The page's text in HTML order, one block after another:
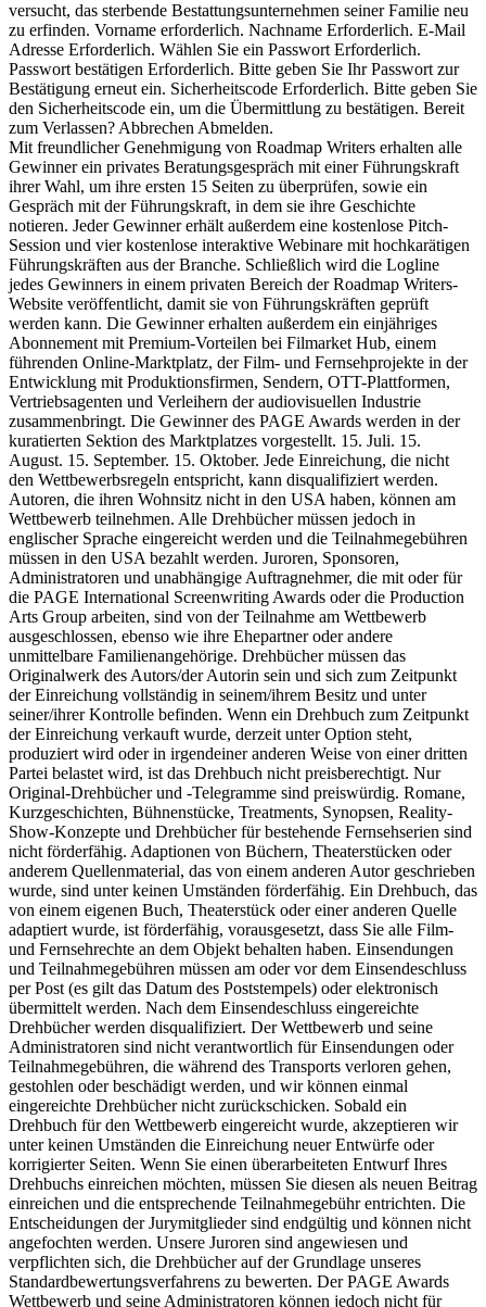
versucht, das sterbende Bestattungsunternehmen seiner Familie neu
zu erfinden. Vorname erforderlich. Nachname Erforderlich. E-Mail
Adresse Erforderlich. Wählen Sie ein Passwort Erforderlich.
Passwort bestätigen Erforderlich. Bitte geben Sie Ihr Passwort zur
Bestätigung erneut ein. Sicherheitscode Erforderlich. Bitte geben Sie
den Sicherheitscode ein, um die Übermittlung zu bestätigen. Bereit
zum Verlassen? Abbrechen Abmelden.
Mit freundlicher Genehmigung von Roadmap Writers erhalten alle
Gewinner ein privates Beratungsgespräch mit einer Führungskraft
ihrer Wahl, um ihre ersten 15 Seiten zu überprüfen, sowie ein
Gespräch mit der Führungskraft, in dem sie ihre Geschichte
notieren. Jeder Gewinner erhält außerdem eine kostenlose Pitch-
Session und vier kostenlose interaktive Webinare mit hochkarätigen
Führungskräften aus der Branche. Schließlich wird die Logline
jedes Gewinners in einem privaten Bereich der Roadmap Writers-
Website veröffentlicht, damit sie von Führungskräften geprüft
werden kann. Die Gewinner erhalten außerdem ein einjähriges
Abonnement mit Premium-Vorteilen bei Filmarket Hub, einem
führenden Online-Marktplatz, der Film- und Fernsehprojekte in der
Entwicklung mit Produktionsfirmen, Sendern, OTT-Plattformen,
Vertriebsagenten und Verleihern der audiovisuellen Industrie
zusammenbringt. Die Gewinner des PAGE Awards werden in der
kuratierten Sektion des Marktplatzes vorgestellt. 15. Juli. 15.
August. 15. September. 15. Oktober. Jede Einreichung, die nicht
den Wettbewerbsregeln entspricht, kann disqualifiziert werden.
Autoren, die ihren Wohnsitz nicht in den USA haben, können am
Wettbewerb teilnehmen. Alle Drehbücher müssen jedoch in
englischer Sprache eingereicht werden und die Teilnahmegebühren
müssen in den USA bezahlt werden. Juroren, Sponsoren,
Administratoren und unabhängige Auftragnehmer, die mit oder für
die PAGE International Screenwriting Awards oder die Production
Arts Group arbeiten, sind von der Teilnahme am Wettbewerb
ausgeschlossen, ebenso wie ihre Ehepartner oder andere
unmittelbare Familienangehörige. Drehbücher müssen das
Originalwerk des Autors/der Autorin sein und sich zum Zeitpunkt
der Einreichung vollständig in seinem/ihrem Besitz und unter
seiner/ihrer Kontrolle befinden. Wenn ein Drehbuch zum Zeitpunkt
der Einreichung verkauft wurde, derzeit unter Option steht,
produziert wird oder in irgendeiner anderen Weise von einer dritten
Partei belastet wird, ist das Drehbuch nicht preisberechtigt. Nur
Original-Drehbücher und -Telegramme sind preiswürdig. Romane,
Kurzgeschichten, Bühnenstücke, Treatments, Synopsen, Reality-
Show-Konzepte und Drehbücher für bestehende Fernsehserien sind
nicht förderfähig. Adaptionen von Büchern, Theaterstücken oder
anderem Quellenmaterial, das von einem anderen Autor geschrieben
wurde, sind unter keinen Umständen förderfähig. Ein Drehbuch, das
von einem eigenen Buch, Theaterstück oder einer anderen Quelle
adaptiert wurde, ist förderfähig, vorausgesetzt, dass Sie alle Film-
und Fernsehrechte an dem Objekt behalten haben. Einsendungen
und Teilnahmegebühren müssen am oder vor dem Einsendeschluss
per Post (es gilt das Datum des Poststempels) oder elektronisch
übermittelt werden. Nach dem Einsendeschluss eingereichte
Drehbücher werden disqualifiziert. Der Wettbewerb und seine
Administratoren sind nicht verantwortlich für Einsendungen oder
Teilnahmegebühren, die während des Transports verloren gehen,
gestohlen oder beschädigt werden, und wir können einmal
eingereichte Drehbücher nicht zurückschicken. Sobald ein
Drehbuch für den Wettbewerb eingereicht wurde, akzeptieren wir
unter keinen Umständen die Einreichung neuer Entwürfe oder
korrigierter Seiten. Wenn Sie einen überarbeiteten Entwurf Ihres
Drehbuchs einreichen möchten, müssen Sie diesen als neuen Beitrag
einreichen und die entsprechende Teilnahmegebühr entrichten. Die
Entscheidungen der Jurymitglieder sind endgültig und können nicht
angefochten werden. Unsere Juroren sind angewiesen und
verpflichten sich, die Drehbücher auf der Grundlage unseres
Standardbewertungsverfahrens zu bewerten. Der PAGE Awards
Wettbewerb und seine Administratoren können jedoch nicht für